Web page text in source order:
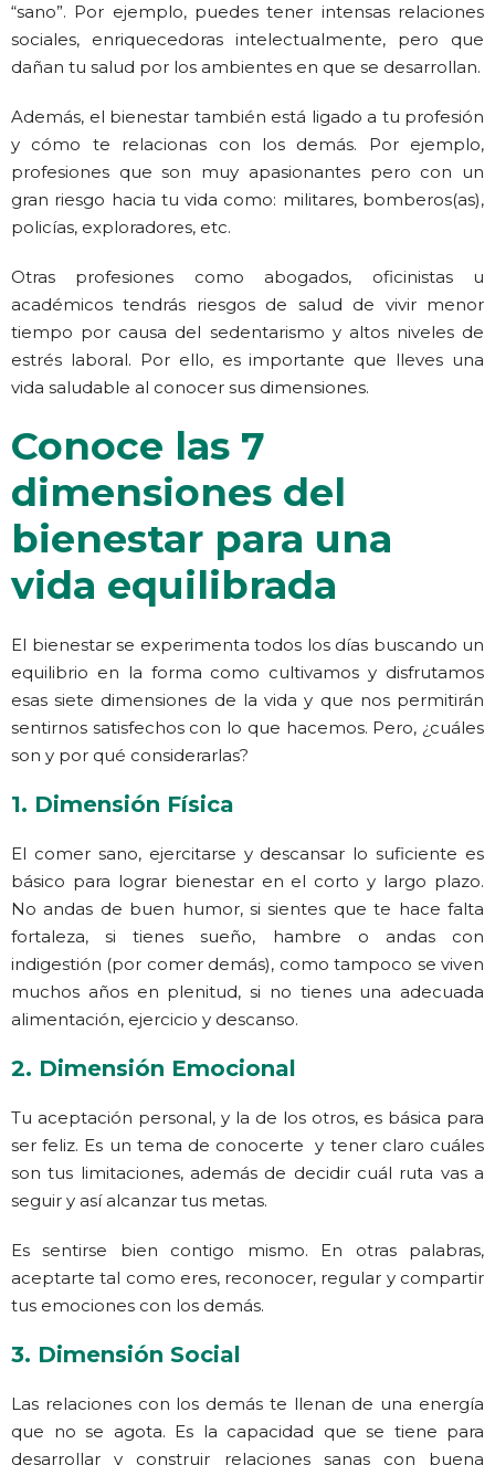
“sano”. Por ejemplo, puedes tener intensas relaciones
sociales, enriquecedoras intelectualmente, pero que
dañan tu salud por los ambientes en que se desarrollan.
Además, el bienestar también está ligado a tu profesión
y cómo te relacionas con los demás. Por ejemplo,
profesiones que son muy apasionantes pero con un
gran riesgo hacia tu vida como: militares, bomberos(as),
policías, exploradores, etc.
Otras profesiones como abogados, oficinistas u
académicos tendrás riesgos de salud de vivir menor
tiempo por causa del sedentarismo y altos niveles de
estrés laboral. Por ello, es importante que lleves una
vida saludable al conocer sus dimensiones.
Conoce las 7
dimensiones del
bienestar para una
vida equilibrada
El bienestar se experimenta todos los días buscando un
equilibrio en la forma como cultivamos y disfrutamos
esas siete dimensiones de la vida y que nos permitirán
sentirnos satisfechos con lo que hacemos. Pero, ¿cuáles
son y por qué considerarlas?
1. Dimensión Física
El comer sano, ejercitarse y descansar lo suficiente es
básico para lograr bienestar en el corto y largo plazo.
No andas de buen humor, si sientes que te hace falta
fortaleza, si tienes sueño, hambre o andas con
indigestión (por comer demás), como tampoco se viven
muchos años en plenitud, si no tienes una adecuada
alimentación, ejercicio y descanso.
2. Dimensión Emocional
Tu aceptación personal, y la de los otros, es básica para
ser feliz. Es un tema de conocerte y tener claro cuáles
son tus limitaciones, además de decidir cuál ruta vas a
seguir y así alcanzar tus metas.
Es sentirse bien contigo mismo. En otras palabras,
aceptarte tal como eres, reconocer, regular y compartir
tus emociones con los demás.
3. Dimensión Social
Las relaciones con los demás te llenan de una energía
que no se agota. Es la capacidad que se tiene para
desarrollar y construir relaciones sanas con buena